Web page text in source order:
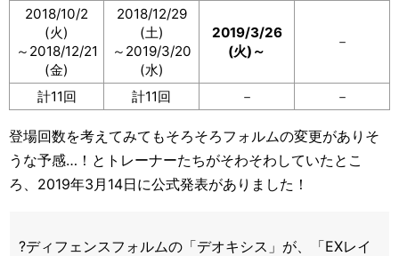
2018/10/2
(火)
～2018/12/21
(金)
2018/12/29
(土)
～2019/3/20
(水)
2019/3/26
(火)～
－
計11回 計11回 － －
登場回数を考えてみてもそろそろフォルムの変更がありそ
うな予感…！とトレーナーたちがそわそわしていたとこ
ろ、2019年3月14日に公式発表がありました！
?️ディフェンスフォルムの「デオキシス」が、「EXレイ